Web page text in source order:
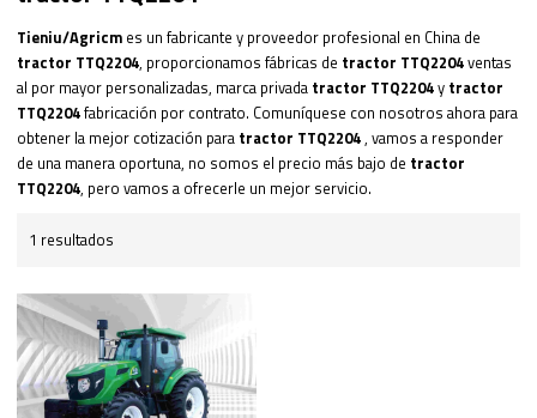
Tieniu/Agricm es un fabricante y proveedor profesional en China de
tractor TTQ2204, proporcionamos fábricas de tractor TTQ2204ventas
al por mayor personalizadas, marca privada tractor TTQ2204y tractor
TTQ2204fabricación por contrato. Comuníquese con nosotros ahora para
obtener la mejor cotización para tractor TTQ2204, vamos a responder
de una manera oportuna, no somos el precio más bajo de tractor
TTQ2204, pero vamos a ofrecerle un mejor servicio.
1 resultados